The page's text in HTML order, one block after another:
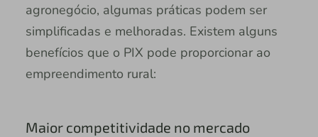
agronegócio, algumas práticas podem ser
simplificadas e melhoradas. Existem alguns
benefícios que o PIX pode proporcionar ao
empreendimento rural:
Maior competitividade no mercado